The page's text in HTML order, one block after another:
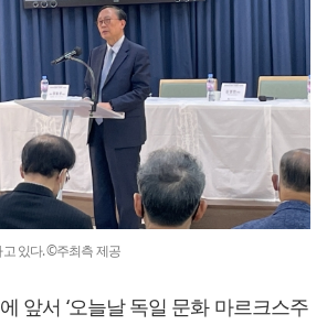
있다. ©주최측 제공
앞서 ‘오늘날 독일 문화 마르크스주